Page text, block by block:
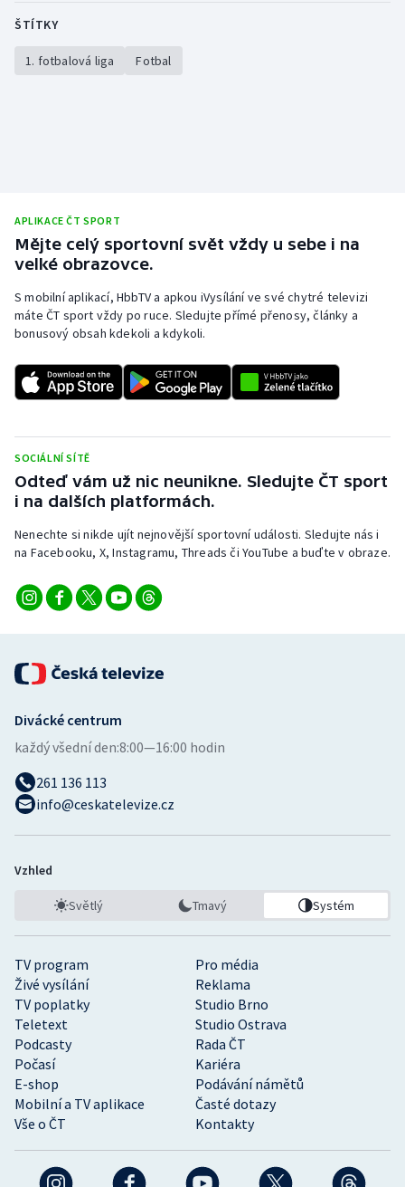
ŠTÍTKY
1. fotbalová liga Fotbal
APLIKACE ČT SPORT
Mějte celý sportovní svět vždy u sebe i na
velké obrazovce.
S mobilní aplikací, HbbTV a apkou iVysílání ve své chytré televizi
máte ČT sport vždy po ruce. Sledujte přímé přenosy, články a
bonusový obsah kdekoli a kdykoli.
SOCIÁLNÍ SÍTĚ
Odteď vám už nic neunikne. Sledujte ČT sport
i na dalších platformách.
Nenechte si nikde ujít nejnovější sportovní události. Sledujte nás i
na Facebooku, X, Instagramu, Threads či YouTube a buďte v obraze.
TV program
Pro média
Živé vysílání
Reklama
TV poplatky
Studio Brno
Teletext
Studio Ostrava
Podcasty
Rada ČT
Počasí
Kariéra
E-shop
Podávání námětů
Mobilní a TV aplikace
Časté dotazy
Vše o ČT
Kontakty
Divácké centrum
každý všední den:8:00—16:00 hodin
261 136 113
info@ceskatelevize.cz
Vzhled
Světlý Tmavý Systém